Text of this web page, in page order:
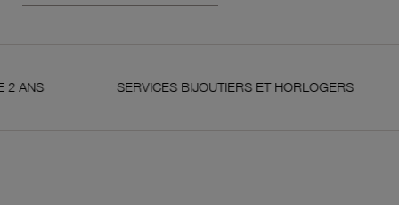
SERVICES BIJOUTIERS ET HORLOGERS